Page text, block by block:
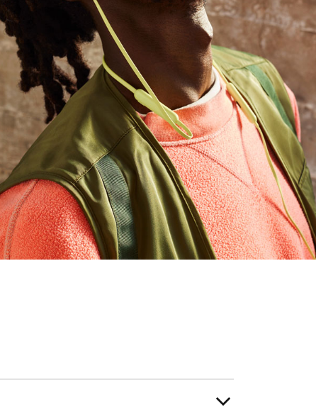
Bluetooth®
classe 1, qui permet
avec vos différents appareils Apple et
avec moins de pertes de connexion
partager des morceaux, des podcasts ou
casque ou d'autres écouteurs Beats , ou
iOS pour retrouver votre produit Beats
en affichant sa position sur une carte